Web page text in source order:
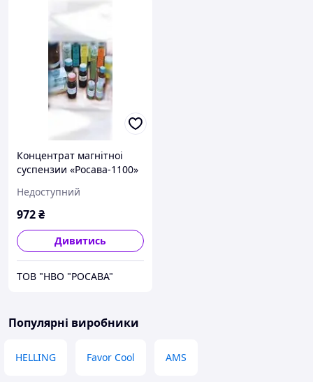
Концентрат магнітноі
суспензии «Росава-1100»
Недоступний
972₴
Дивитись
ТОВ "НВО "РОСАВА"
Популярні виробники
HELLING Favor Cool AMS